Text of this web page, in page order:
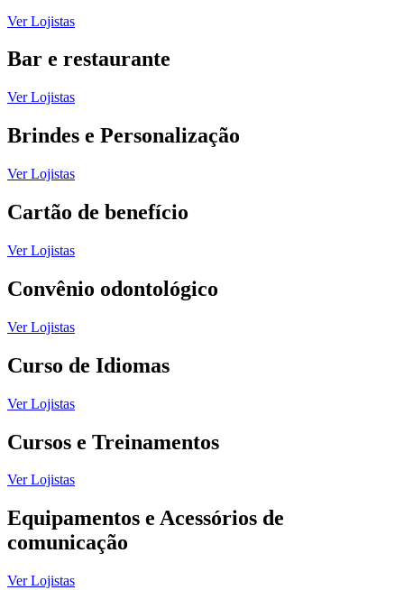
Ver Lojistas
Bar e restaurante
Ver Lojistas
Brindes e Personalização
Ver Lojistas
Cartão de benefício
Ver Lojistas
Convênio odontológico
Ver Lojistas
Curso de Idiomas
Ver Lojistas
Cursos e Treinamentos
Ver Lojistas
Equipamentos e Acessórios de
comunicação
Ver Lojistas